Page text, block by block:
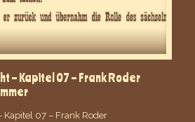
– Kapitel 07 – Frank Roder
Kapitel 07 – Frank Roder